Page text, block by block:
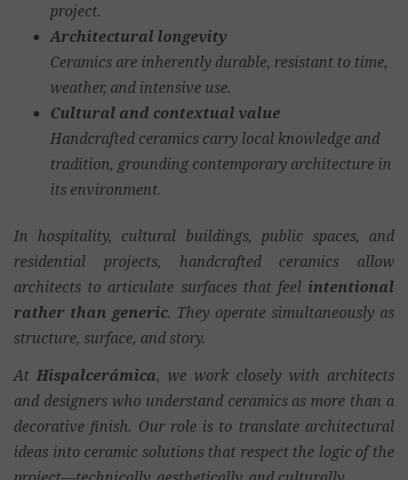
project.
Architectural longevity
Ceramics are inherently durable, resistant to time,
weather, and intensive use.
Cultural and contextual value
Handcrafted ceramics carry local knowledge and
tradition, grounding contemporary architecture in
its environment.
In hospitality, cultural buildings, public spaces, and
residential projects, handcrafted ceramics allow
architects to articulate surfaces that feel intentional
rather than generic. They operate simultaneously as
structure, surface, and story.
At Hispalcerámica, we work closely with architects
and designers who understand ceramics as more than a
decorative finish. Our role is to translate architectural
ideas into ceramic solutions that respect the logic of the